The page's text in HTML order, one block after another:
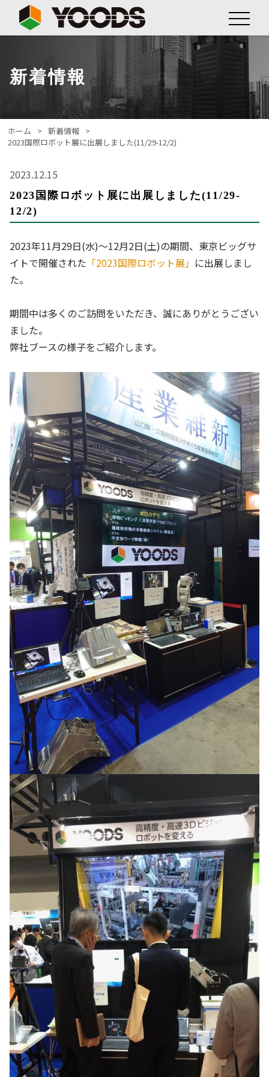
新着情報
ホーム
新着情報
2023国際ロボット展に出展しました(11/29-12/2)
2023.12.15
2023国際ロボット展に出展しました(11/29-
12/2)
2023年11月29日(水)～12月2日(土)の期間、東京ビッグサ
イトで開催された 「2023国際ロボット展」 に出展しまし
た。
期間中は多くのご訪問をいただき、誠にありがとうござい
ました。
弊社ブースの様子をご紹介します。